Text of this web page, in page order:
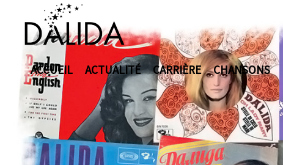
ACCUEIL ACTUALITÉ CARRIÈRE CHANSONS